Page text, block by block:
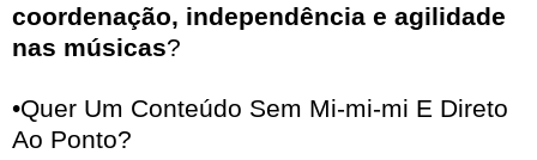
coordenação, independência e agilidade
nas músicas?
•Quer Um Conteúdo Sem Mi-mi-mi E Direto
Ao Ponto?